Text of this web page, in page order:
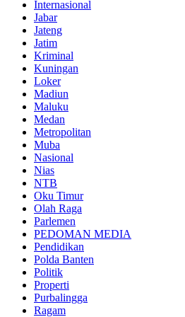
Internasional
Jabar
Jateng
Jatim
Kriminal
Kuningan
Loker
Madiun
Maluku
Medan
Metropolitan
Muba
Nasional
Nias
NTB
Oku Timur
Olah Raga
Parlemen
PEDOMAN MEDIA
Pendidikan
Polda Banten
Politik
Properti
Purbalingga
Ragam